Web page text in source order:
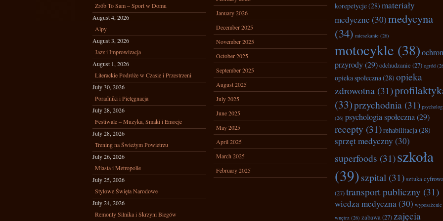
Zrób To Sam – Sport w Domu
August 4, 2026
Alpy
August 3, 2026
Jazz i Improwizacja
August 1, 2026
Literackie Podróże w Czasie i Przestrzeni
July 30, 2026
Poradniki i Pielęgnacja
July 28, 2026
Festiwale – Muzyka, Smaki i Emocje
July 28, 2026
Trening na Świeżym Powietrzu
July 26, 2026
Miasta i Metropolie
July 25, 2026
Stylowe Święta Narodowe
July 24, 2026
Remonty Silnika i Skrzyni Biegów
January 2026
December 2025
November 2025
October 2025
September 2025
August 2025
July 2025
June 2025
May 2025
April 2025
March 2025
February 2025
korepetycje(28) materiały
medyczne (30)medycyna
(34) mieszkanie (26)
motocykle (38)
przyrody(29)odchudzanie (27) ogród
opieka społeczna(28) opieka
zdrowotna (31)
(33)przychodnia (31)
(26) psychologia społeczna(29)
recepty (31)rehabilitacja(28)
sprzęt medyczny (30)
superfoods (31)szkoła
(39)szpital (31)sztuka
(27)transport publiczny (31)
wiedza medyczna(30) wyposażenie
wnętrz (26) zabawa(27) zajęcia